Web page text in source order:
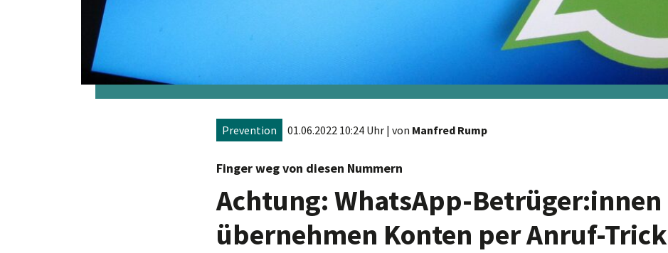
Prevention 01.06.2022 10:24 Uhr | von Manfred Rump
Finger weg von diesen Nummern
Achtung: WhatsApp-Betrüger:innen
übernehmen Konten per Anruf-Trick